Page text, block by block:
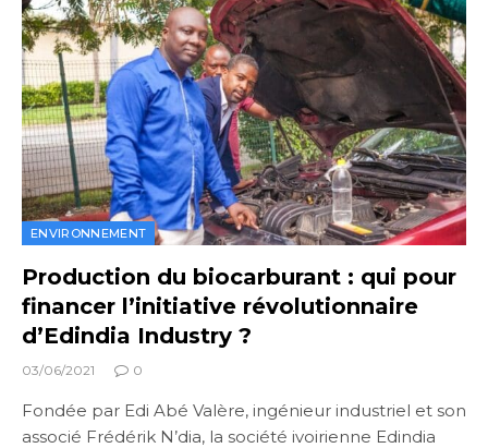
ENVIRONNEMENT
Production du biocarburant : qui pour
financer l’initiative révolutionnaire
d’Edindia Industry ?
03/06/2021 0
Fondée par Edi Abé Valère, ingénieur industriel et son
associé Frédérik N’dia, la société ivoirienne Edindia